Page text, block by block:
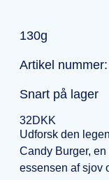
130g
Artikel
Snart på lager
32DKK
Udforsk den
Candy Burger,
essensen af sjov